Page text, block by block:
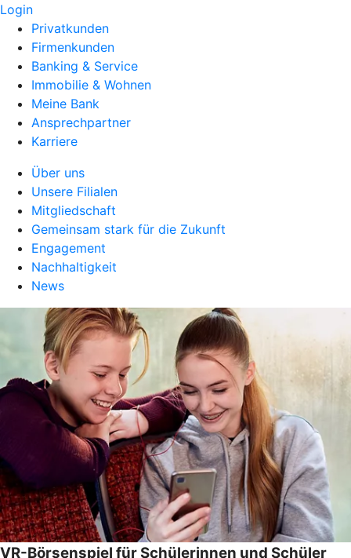
Login
Privatkunden
Firmenkunden
Banking & Service
Immobilie & Wohnen
Meine Bank
Ansprechpartner
Karriere
Über uns
Unsere Filialen
Mitgliedschaft
Gemeinsam stark für die Zukunft
Engagement
Nachhaltigkeit
News
VR-Börsenspiel für Schülerinnen und Schüler